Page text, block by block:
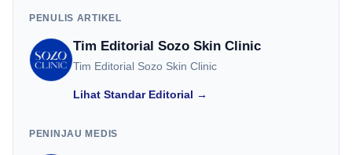
PENULIS ARTIKEL
Tim Editorial Sozo Skin Clinic
Tim Editorial Sozo Skin Clinic
Lihat Standar Editorial →
PENINJAU MEDIS